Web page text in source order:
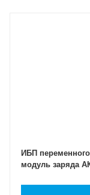
ИБП
модуль заряда